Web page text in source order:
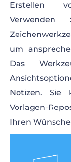
Erstellen
um
Das
Notizen. Sie
Vorlagen-
Ihren